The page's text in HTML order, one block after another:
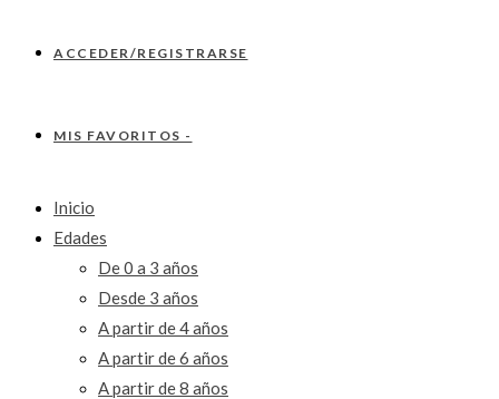
ACCEDER/REGISTRARSE
MIS FAVORITOS -
Inicio
Edades
De 0 a 3 años
Desde 3 años
A partir de 4 años
A partir de 6 años
A partir de 8 años